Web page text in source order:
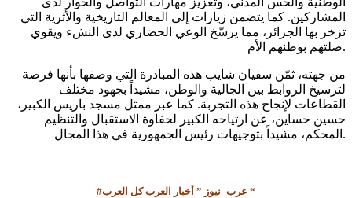
المشاركين. كما يتضمن زيارات إلى المعالم التاريخية والأثرية التي
تزخر بها الجزائر، مما يرسّخ الوعي الحضاري لدى النشء ويقوي
صلتهم بوطنهم الأم.
من جهته، ثمّن سفيان شايب هذه المبادرة التي وصفها بأنها فرصة
لترسيخ الروابط بين الجالية والوطن، مشيداً بجهود مختلف
القطاعات لإنجاح هذه التجربة. كما عبر ممثل مسجد باريس الكبير،
حسين حساين، عن ارتياحه الكبير لحفاوة الاستقبال والتنظيم
المحكم، مشيداً بتوجيهات رئيس الجمهورية في هذا المجال.
#عرب_نيوز ” أخبار العرب كل العرب “